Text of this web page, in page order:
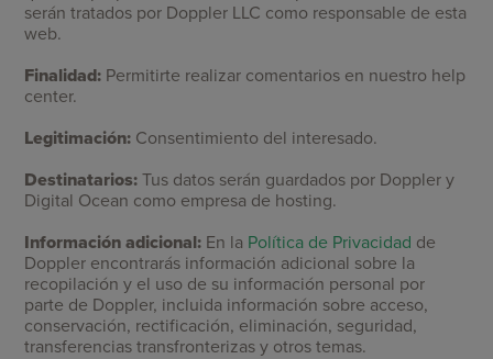
serán tratados por Doppler LLC como responsable de esta
web.
Finalidad: Permitirte realizar comentarios en nuestro help
center.
Legitimación: Consentimiento del interesado.
Destinatarios: Tus datos serán guardados por Doppler y
Digital Ocean como empresa de hosting.
Información adicional: En la Política de Privacidad de
Doppler encontrarás información adicional sobre la
recopilación y el uso de su información personal por
parte de Doppler, incluida información sobre acceso,
conservación, rectificación, eliminación, seguridad,
transferencias transfronterizas y otros temas.